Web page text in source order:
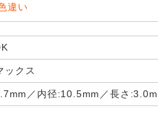
違い
ックス
／内径:10.5mm／長さ:3.0m